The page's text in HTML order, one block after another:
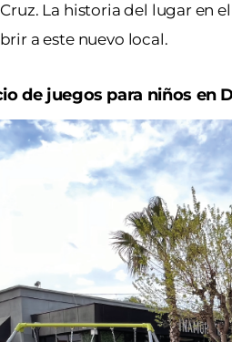
La historia del lugar en
a este nuevo local.
de juegos para niños en